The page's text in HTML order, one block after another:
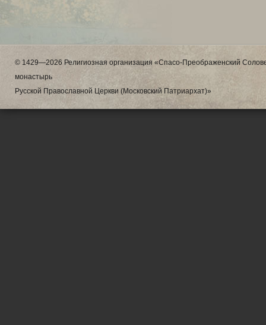
© 1429—2026 Религиозная организация «Спасо-Преображенский
монастырь
Русской Православной Церкви (Московский Патриархат)»